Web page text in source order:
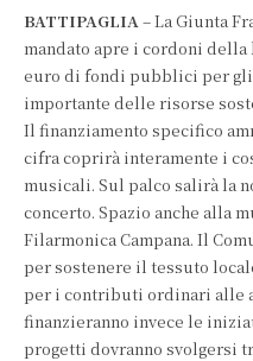
BATTIPAGLIA– La Giunta
mandato apre i cordoni della
euro di fondi pubblici per
importante delle risorse
Il finanziamento specifico
cifra coprirà interamente i
musicali. Sul palco salirà la
concerto. Spazio anche alla
Filarmonica Campana. Il
per sostenere il tessuto
per i contributi ordinari alle
finanzieranno invece le
progetti dovranno svolgersi